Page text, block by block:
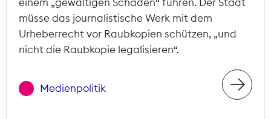
müsse das journalistische Werk mit dem
Urheberrecht vor Raubkopien schützen, „und
nicht die Raubkopie legalisieren“.
Medienpolitik